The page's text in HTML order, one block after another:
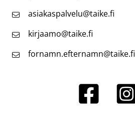
asiakaspalvelu@taike.fi
kirjaamo@taike.fi
fornamn.efternamn@taike.fi